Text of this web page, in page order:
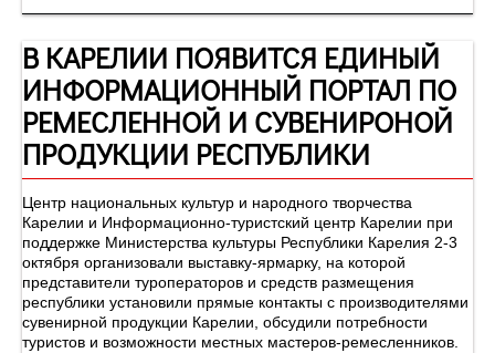
В КАРЕЛИИ ПОЯВИТСЯ ЕДИНЫЙ
ИНФОРМАЦИОННЫЙ ПОРТАЛ ПО
РЕМЕСЛЕННОЙ И СУВЕНИРОНОЙ
ПРОДУКЦИИ РЕСПУБЛИКИ
Центр национальных культур и народного творчества
Карелии и Информационно-туристский центр Карелии при
поддержке Министерства культуры Республики Карелия 2-3
октября организовали выставку-ярмарку, на которой
представители туроператоров и средств размещения
республики установили прямые контакты с производителями
сувенирной продукции Карелии, обсудили потребности
туристов и возможности местных мастеров-ремесленников.